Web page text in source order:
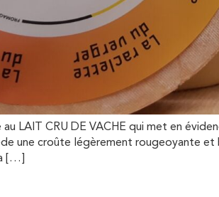
LAIT CRU DE VACHE qui met en
une croûte légèrement rougeoyante
[…]